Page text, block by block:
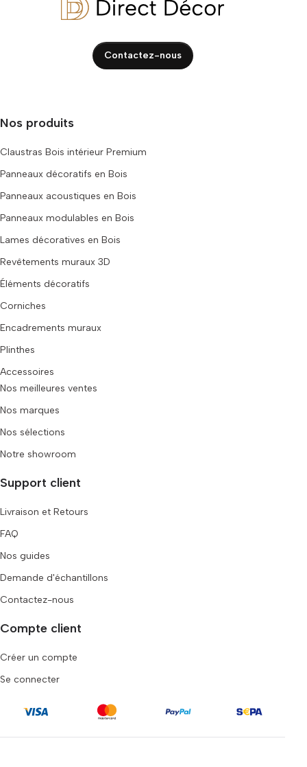
Contactez-nous
Nos produits
Claustras Bois intérieur Premium
Panneaux décoratifs en Bois
Panneaux acoustiques en Bois
Panneaux modulables en Bois
Lames décoratives en Bois
Revêtements muraux 3D
Éléments décoratifs
Corniches
Encadrements muraux
Plinthes
Accessoires
Nos meilleures ventes
Nos marques
Nos sélections
Notre showroom
Support client
Livraison et Retours
FAQ
Nos guides
Demande d'échantillons
Contactez-nous
Compte client
Créer un compte
Se connecter